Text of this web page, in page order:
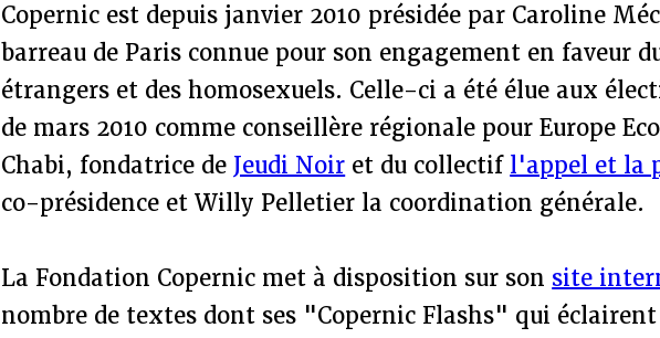
Copernic est depuis janvier 2010 présidée par Caroline
barreau de Paris connue pour son engagement en faveur
étrangers et des homosexuels. Celle-ci a été élue aux
de mars 2010 comme conseillère régionale pour Europe
Chabi, fondatrice de Jeudi Noir et du collectif l'appel et la
co-présidence et Willy Pelletier la coordination générale.
La Fondation Copernic met à disposition sur son site
nombre de textes dont ses "Copernic Flashs" qui